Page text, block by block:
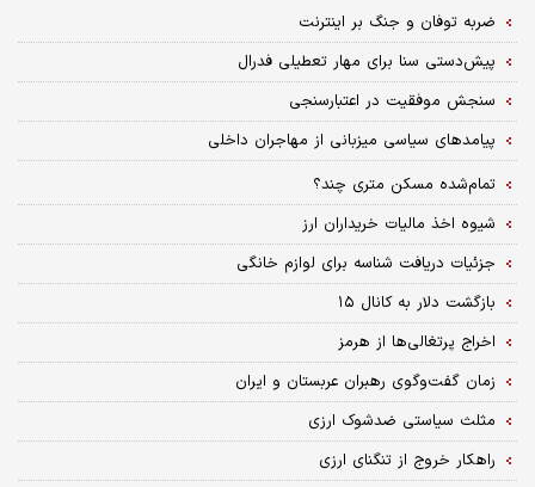
ضربه توفان و جنگ بر اینترنت
پیش‌دستی سنا برای مهار تعطیلی فدرال
سنجش موفقیت در اعتبارسنجی
پیامدهای سیاسی میزبانی از مهاجران داخلی
تمام‌شده مسکن متری چند؟
شیوه اخذ مالیات خریداران ارز
جزئیات دریافت شناسه برای لوازم خانگی
بازگشت دلار به کانال ۱۵
اخراج پرتغالی‌ها از هرمز
زمان گفت‌وگوی رهبران عربستان و ایران
مثلث سیاستی ضدشوک ارزی
راهکار خروج از تنگنای ارزی